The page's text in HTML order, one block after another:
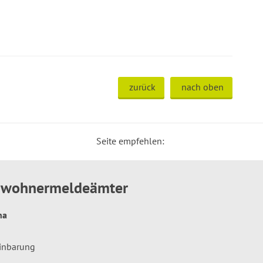
zurück nach oben
Seite empfehlen: